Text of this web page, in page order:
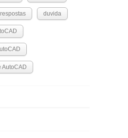
respostas duvida
AutoCAD